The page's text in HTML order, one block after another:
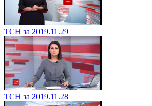
ТСН за 2019.11.29
ТСН за 2019.11.28